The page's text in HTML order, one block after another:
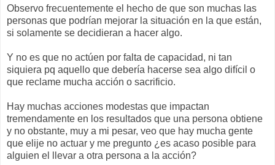
Observo frecuentemente el hecho de que son muchas las
personas que podrían mejorar la situación en la que están,
si solamente se decidieran a hacer algo.
Y no es que no actúen por falta de capacidad, ni tan
siquiera pq aquello que debería hacerse sea algo difícil o
que reclame mucha acción o sacrificio.
Hay muchas acciones modestas que impactan
tremendamente en los resultados que una persona obtiene
y no obstante, muy a mi pesar, veo que hay mucha gente
que elije no actuar y me pregunto ¿es acaso posible para
alguien el llevar a otra persona a la acción?